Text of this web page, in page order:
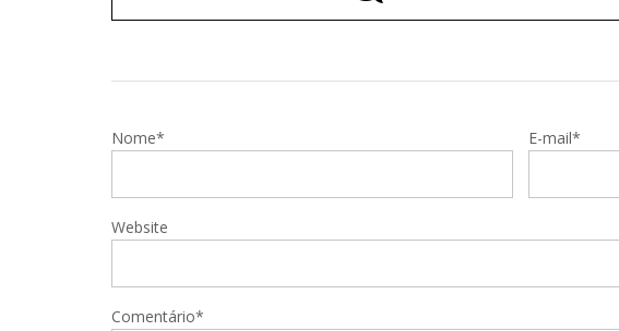
Nome* E-mail*
Website
Comentário*